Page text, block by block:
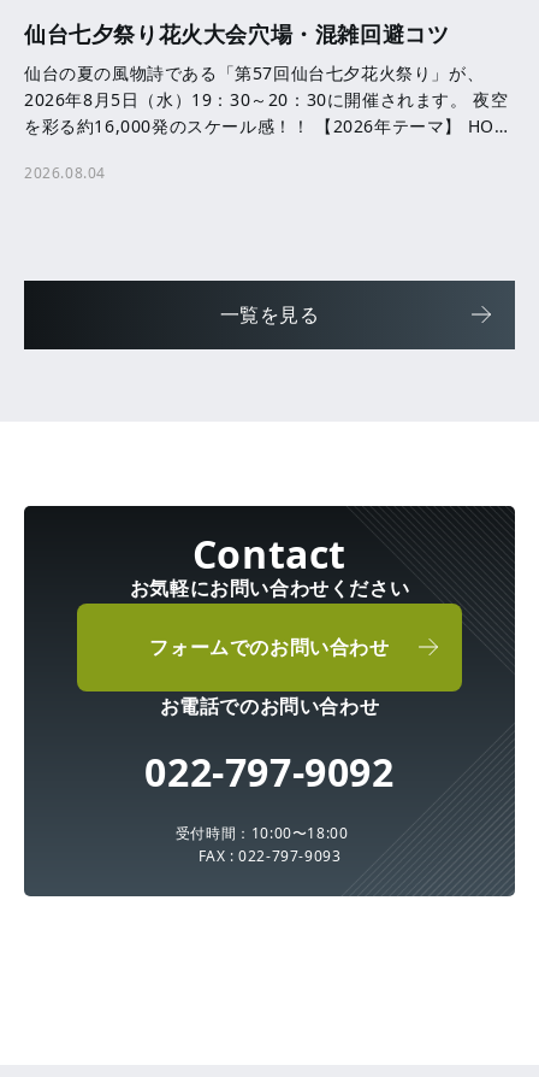
仙台七夕祭り花火大会穴場・混雑回避コツ
仙台の夏の風物詩である「第57回仙台七夕花火祭り」が、
2026年8月5日（水）19：30～20：30に開催されます。 夜空
を彩る約16,000発のスケール感！！ 【2026年テーマ】 HOPE
2026.08.04
一覧を見る
お気軽にお問い合わせください
フォームでのお問い合わせ
お電話でのお問い合わせ
022-797-9092
受付時間：10:00〜18:00
FAX : 022-797-9093